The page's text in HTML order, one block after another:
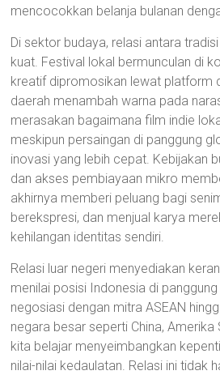
mencocokkan belanja bulanan
Di sektor budaya, relasi antara
kuat. Festival lokal bermunculan di
kreatif dipromosikan lewat platform
daerah menambah warna pada
merasakan bagaimana film indie
meskipun persaingan di panggung
inovasi yang lebih cepat. Kebijakan
dan akses pembiayaan mikro
akhirnya memberi peluang bagi
berekspresi, dan menjual karya
kehilangan identitas sendiri.
Relasi luar negeri menyediakan
menilai posisi Indonesia di panggung
negosiasi dengan mitra ASEAN
negara besar seperti China, Amerika
kita belajar menyeimbangkan
nilai-nilai kedaulatan. Relasi ini tidak